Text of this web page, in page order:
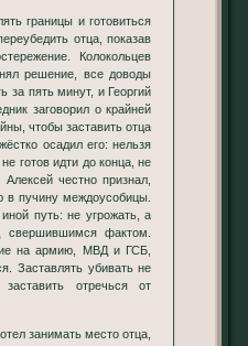
отца, показав
Колокольцев
решение, все доводы
за пять минут, и Георгий
заговорил о крайней
чтобы заставить отца
осадил его: нельзя
готов идти до конца, не
честно признал,
в пучину междоусобицы.
путь: не угрожать, а
свершившимся фактом.
на армию, МВД и ГСБ,
Заставлять убивать не
отречься от